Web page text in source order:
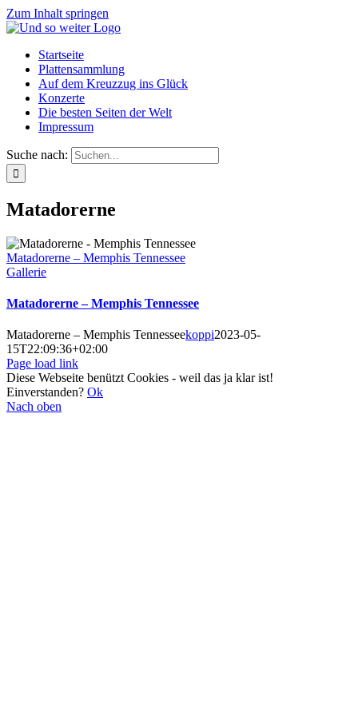
Zum Inhalt springen
Startseite
Plattensammlung
Auf dem Kreuzzug ins Glück
Konzerte
Die besten Seiten der Welt
Impressum
Suche nach:
Matadorerne
Matadorerne – Memphis Tennessee
Gallerie
Matadorerne – Memphis Tennessee
Matadorerne – Memphis Tennesseekoppi2023-05-
15T22:09:36+02:00
Page load link
Diese Webseite benützt Cookies - weil das ja klar ist!
Einverstanden? Ok
Nach oben